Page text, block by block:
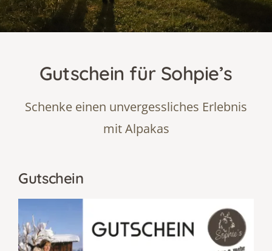
Über uns
Gutschein für Sohpie’s
Schenke einen unvergessliches Erlebnis
mit Alpakas
Gutschein